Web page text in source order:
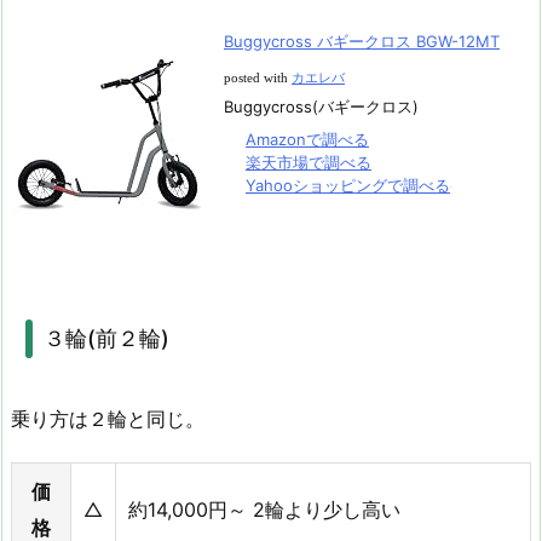
Buggycross バギークロス BGW-12MT
posted with カエレバ
Buggycross(バギークロス)
Amazonで調べる
楽天市場で調べる
Yahooショッピングで調べる
３輪(前２輪)
乗り方は２輪と同じ。
価
格
△ 約14,000円～ 2輪より少し高い